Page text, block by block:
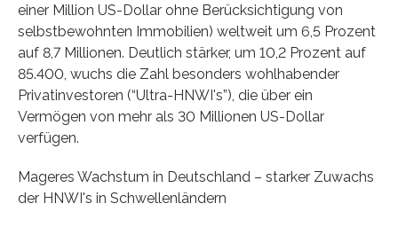
einer Million US-Dollar ohne Berücksichtigung von
selbstbewohnten Immobilien) weltweit um 6,5 Prozent
auf 8,7 Millionen. Deutlich stärker, um 10,2 Prozent auf
85.400, wuchs die Zahl besonders wohlhabender
Privatinvestoren (“Ultra-HNWI's”), die über ein
Vermögen von mehr als 30 Millionen US-Dollar
verfügen.
Mageres Wachstum in Deutschland – starker Zuwachs
der HNWI's in Schwellenländern